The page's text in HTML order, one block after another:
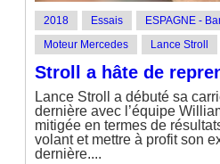
2018 Essais ESPAGNE -
Moteur Mercedes
Lance Stroll
Stroll a hâte de
Lance Stroll a débuté sa
dernière avec l’équipe
mitigée en termes de
volant et mettre à profit son
dernière....